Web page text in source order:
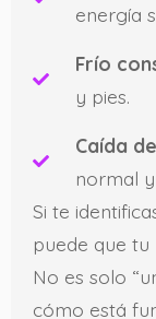
energía
Frío
y pies.
Caída
normal
Si te
puede que
No es solo
cómo está